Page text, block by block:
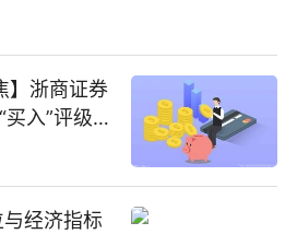
】浙商证券
入”评级
经济指标